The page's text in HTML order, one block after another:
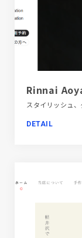
Rinnai
DETAIL